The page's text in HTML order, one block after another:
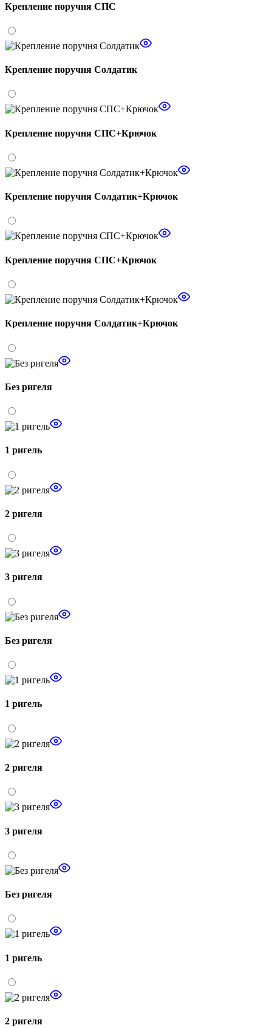
Крепление поручня СПС
Крепление поручня Солдатик
Крепление поручня СПС+Крючок
Крепление поручня Солдатик+Крючок
Крепление поручня СПС+Крючок
Крепление поручня Солдатик+Крючок
Без ригеля
1 ригель
2 ригеля
3 ригеля
Без ригеля
1 ригель
2 ригеля
3 ригеля
Без ригеля
1 ригель
2 ригеля